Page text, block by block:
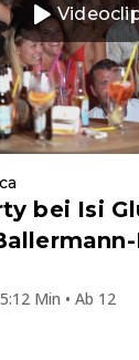
bei Isi
Min • Ab 12